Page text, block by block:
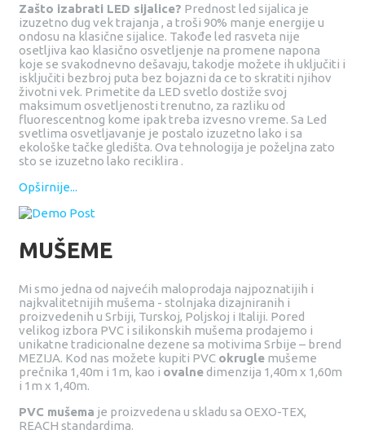
Zašto izabrati LED sijalice? Prednost led sijalica je
izuzetno dug vek trajanja , a troši 90% manje energije u
ondosu na klasične sijalice. Takođe led rasveta nije
osetljiva kao klasično osvetljenje na promene napona
koje se svakodnevno dešavaju, takodje možete ih uključiti i
isključiti bezbroj puta bez bojazni da ce to skratiti njihov
životni vek. Primetite da LED svetlo dostiže svoj
maksimum osvetljenosti trenutno, za razliku od
fluorescentnog kome ipak treba izvesno vreme. Sa Led
svetlima osvetljavanje je postalo izuzetno lako i sa
ekološke tačke gledišta. Ova tehnologija je poželjna zato
sto se izuzetno lako reciklira .
Opširnije...
MUŠEME
Mi smo jedna od najvećih maloprodaja najpoznatijih i
najkvalitetnijih mušema - stolnjaka dizajniranih i
proizvedenih u Srbiji, Turskoj, Poljskoj i Italiji. Pored
velikog izbora PVC i silikonskih mušema prodajemo i
unikatne tradicionalne dezene sa motivima Srbije – brend
MEZIJA. Kod nas možete kupiti PVC okrugle mušeme
prečnika 1,40m i 1m, kao i ovalnedimenzija 1,40m x 1,60m
i 1m x 1,40m.
PVC mušema je proizvedena u skladu sa OEXO-TEX,
REACH standardima.